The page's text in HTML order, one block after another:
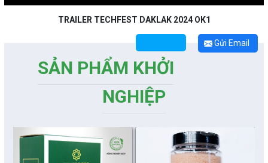
TRAILER TECHFEST DAKLAK 2024 OK1
Gửi Email
SẢN PHẨM KHỞI
NGHIỆP